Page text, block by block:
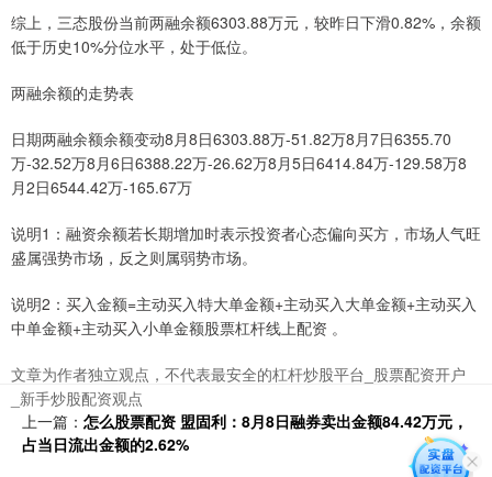
综上，三态股份当前两融余额6303.88万元，较昨日下滑0.82%，余额
低于历史10%分位水平，处于低位。
两融余额的走势表
日期两融余额余额变动8月8日6303.88万-51.82万8月7日6355.70
万-32.52万8月6日6388.22万-26.62万8月5日6414.84万-129.58万8
月2日6544.42万-165.67万
说明1：融资余额若长期增加时表示投资者心态偏向买方，市场人气旺
盛属强势市场，反之则属弱势市场。
说明2：买入金额=主动买入特大单金额+主动买入大单金额+主动买入
中单金额+主动买入小单金额股票杠杆线上配资 。
文章为作者独立观点，不代表最安全的杠杆炒股平台_股票配资开户
_新手炒股配资观点
上一篇： 怎么股票配资 盟固利：8月8日融券卖出金额84.42万元，
占当日流出金额的2.62%